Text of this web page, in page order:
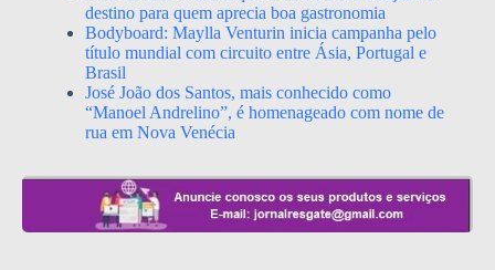
destino para quem aprecia boa gastronomia
Bodyboard: Maylla Venturin inicia campanha pelo
título mundial com circuito entre Ásia, Portugal e
Brasil
José João dos Santos, mais conhecido como
“Manoel Andrelino”, é homenageado com nome de
rua em Nova Venécia